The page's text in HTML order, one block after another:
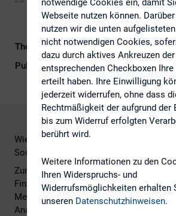
Themengebiete
Digitalisierung,
Publikationsform
Externe
Wie DAX-30-Unternehmen ihre
Social Media gestalten
Zum dritten Mal in Folge hat FTI
Finanzkommunikation der DAX-30-
Medien untersucht. Grundlage für die
Analyse sowie das neue Ranking waren
notwendige Cookies ein, damit
Webseite nutzen können.
nutzen wir die unten
nicht notwendigen Cookies,
dazu durch aktives Ankreuzen der
entsprechenden Checkboxen
erteilt haben. Ihre Einwilligung
jederzeit widerrufen, ohne dass
Rechtmäßigkeit der aufgrund der
bis zum Widerruf erfolgten
berührt wird.
Weitere Informationen zu den
Ihren Widerspruchs- und
Widerrufsmöglichkeiten erhalten
unseren Datenschutzhinweisen.